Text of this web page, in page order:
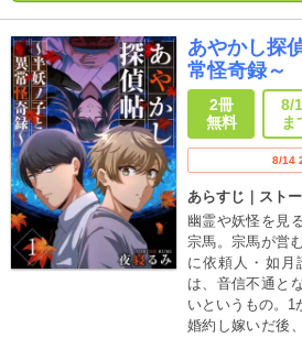
ったレイくんと
との“触れ合えな
な日常を変えて
ブストーリー！
あやかし探
常怪奇録～
2冊
無料
8/
ま
8/14
あらすじ｜スト
幽霊や妖怪を見
宗馬。宗馬が営
に依頼人・如月
は、音信不通と
いというもの。1
婚約し嫁いだ後
電話で残したき